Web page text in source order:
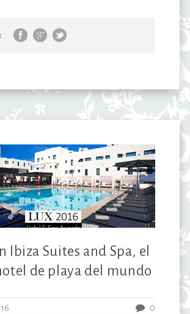
Ibiza Suites and Spa, el
de playa del mundo
0